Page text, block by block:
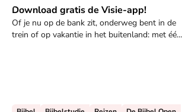
Download gratis de Visie-app!
Of je nu op de bank zit, onderweg bent in de
trein of op vakantie in het buitenland: met één
Download de app